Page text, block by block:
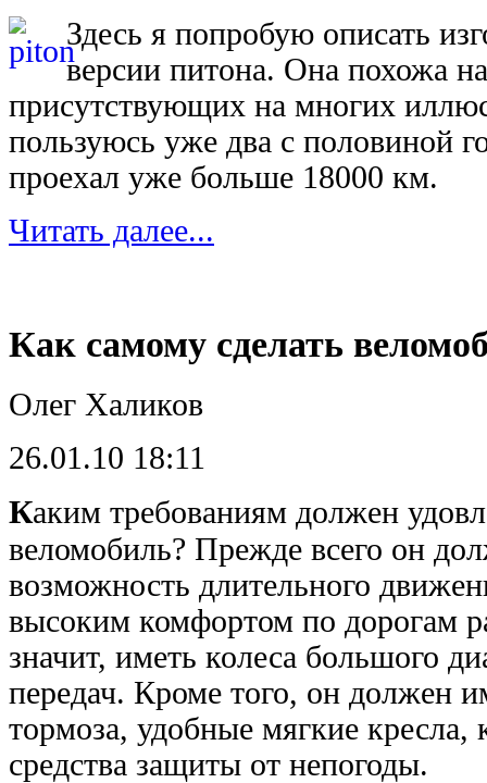
Здесь я попробую описать
версии питона. Она похожа
присутствующих на многих
пользуюсь уже два с половиной
проехал уже больше 18000 км.
Читать далее...
Как самому сделать
Олег Халиков
26.01.10 18:11
Каким требованиям должен
веломобиль? Прежде всего он
возможность длительного
высоким комфортом по дорогам
значит, иметь колеса большого
передач. Кроме того, он должен
тормоза, удобные мягкие кресла,
средства защиты от непогоды.